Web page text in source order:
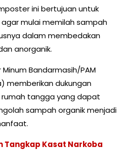
ini bertujuan untuk
mulai memilah sampah
dalam membedakan
anorganik.
Minum Bandarmasih/PAM
memberikan dukungan
tangga yang dapat
sampah organik menjadi
Tangkap Kasat Narkoba